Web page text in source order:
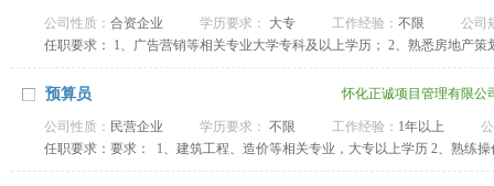
公司性质： 合资企业 学历要求： 大专 工作经验： 不限
公司
任职要求： 1、广告营销等相关专业大学专科及以上学历； 2、熟悉房地产
策划书的撰写工作； 4、热爱房地产策划事业，有成功策划案例者优先考虑。
预算员 怀化正诚项目管理有限公
公司性质： 民营企业 学历要求： 不限 工作经验： 1年以上
任职要求：要求： 1、建筑工程、造价等相关专业，大专以上学历 2、熟练
抗压能力强 5、有造价员、造价工程师优先 待遇：面议